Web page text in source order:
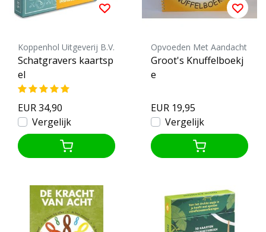
Koppenhol Uitgeverij B.V.
Schatgravers kaartsp
el
EUR 34,90
Vergelijk
Opvoeden Met Aandacht
Groot's Knuffelboekj
e
EUR 19,95
Vergelijk